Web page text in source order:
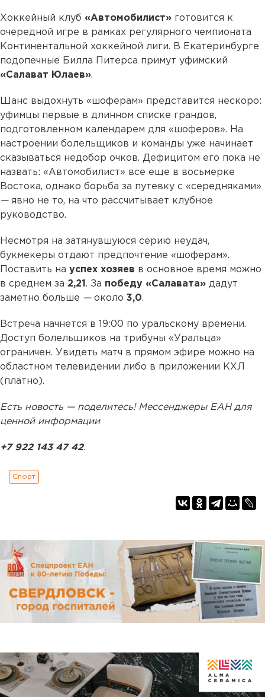
Хоккейный клуб «Автомобилист» готовится к
очередной игре в рамках регулярного чемпионата
Континентальной хоккейной лиги. В Екатеринбурге
подопечные Билла Питерса примут уфимский
«Салават Юлаев».
Шанс выдохнуть «шоферам» представится нескоро:
уфимцы первые в длинном списке грандов,
подготовленном календарем для «шоферов». На
настроении болельщиков и команды уже начинает
сказываться недобор очков. Дефицитом его пока не
назвать: «Автомобилист» все еще в восьмерке
Востока, однако борьба за путевку с «середняками»
—явно не то, на что рассчитывает клубное
руководство.
Несмотря на затянувшуюся серию неудач,
букмекеры отдают предпочтение «шоферам».
Поставить на успех хозяев в основное время можно
в среднем за 2,21 . За победу «Салавата» дадут
заметно больше —около 3,0.
Встреча начнется в 19:00 по уральскому времени.
Доступ болельщиков на трибуны «Уральца»
ограничен. Увидеть матч в прямом эфире можно на
областном телевидении либо в приложении КХЛ
(платно).
Есть новость — поделитесь! Мессенджеры ЕАН для
ценной информации
+7 922 143 47 42.
Спорт